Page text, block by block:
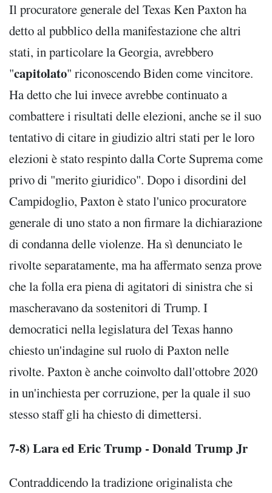
Il procuratore generale del Texas Ken Paxton ha
detto al pubblico della manifestazione che altri
stati, in particolare la Georgia, avrebbero
"capitolato" riconoscendo Biden come vincitore.
Ha detto che lui invece avrebbe continuato a
combattere i risultati delle elezioni, anche se il suo
tentativo di citare in giudizio altri stati per le loro
elezioni è stato respinto dalla Corte Suprema come
privo di "merito giuridico". Dopo i disordini del
Campidoglio, Paxton è stato l'unico procuratore
generale di uno stato a non firmare la dichiarazione
di condanna delle violenze. Ha sì denunciato le
rivolte separatamente, ma ha affermato senza prove
che la folla era piena di agitatori di sinistra che si
mascheravano da sostenitori di Trump. I
democratici nella legislatura del Texas hanno
chiesto un'indagine sul ruolo di Paxton nelle
rivolte. Paxton è anche coinvolto dall'ottobre 2020
in un'inchiesta per corruzione, per la quale il suo
stesso staff gli ha chiesto di dimettersi.
7-8) Lara ed Eric Trump - Donald Trump Jr
Contraddicendo la tradizione originalista che